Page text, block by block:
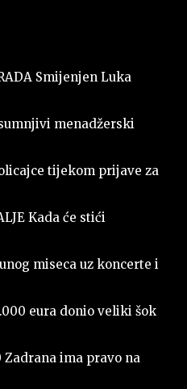
Smijenjen Luka
sumnjivi menadžerski
tijekom prijave za
Kada će stići
miseca uz koncerte i
eura donio veliki šok
Zadrana ima pravo na